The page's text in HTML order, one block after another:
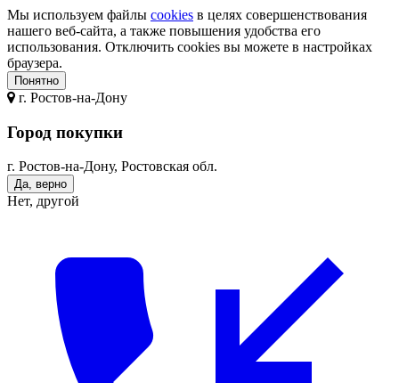
Мы используем файлы cookies в целях совершенствования
нашего веб-сайта, а также повышения удобства его
использования. Отключить cookies вы можете в настройках
браузера.
Понятно
г. Ростов-на-Дону
Город покупки
г. Ростов-на-Дону, Ростовская обл.
Да, верно
Нет, другой